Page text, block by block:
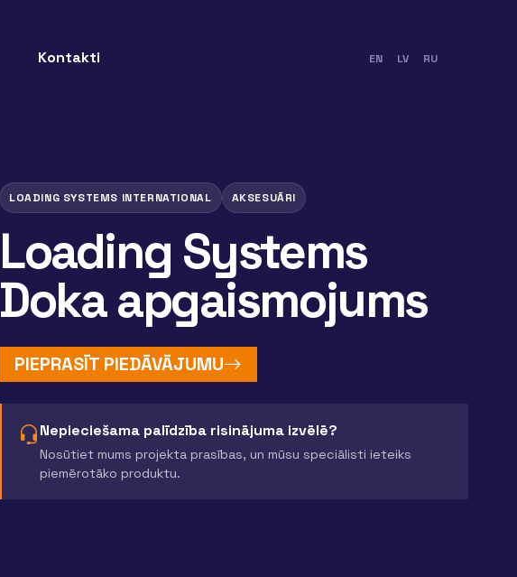
Kontakti EN LV RU
LOADING SYSTEMS INTERNATIONAL AKSESUĀRI
Loading Systems
Doka apgaismojums
PIEPRASĪT PIEDĀVĀJUMU
Nepieciešama palīdzība risinājuma izvēlē?
Nosūtiet mums projekta prasības, un mūsu speciālisti ieteiks
piemērotāko produktu.